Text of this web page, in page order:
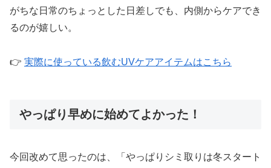
がちな日常のちょっとした日差しでも、内側からケアでき
るのが嬉しい。
👉 実際に使っている飲むUVケアアイテムはこちら
やっぱり早めに始めてよかった！
今回改めて思ったのは、「やっぱりシミ取りは冬スタート